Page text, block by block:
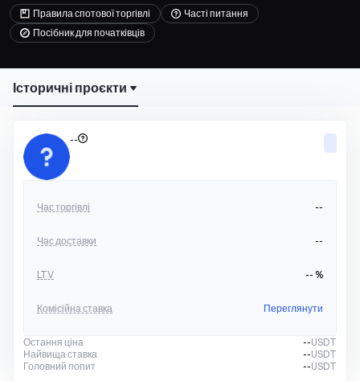
Правила спотової торгівлі
Часті питання
Посібник для початківців
Історичні проєкти
--
Час торгівлі --
Час доставки --
LTV -- %
Комісійна ставка Переглянути
Остання ціна --USDT
Найвища ставка
--USDT
Головний попит
--USDT